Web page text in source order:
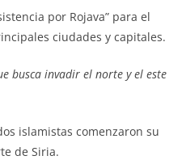
por Rojava” para el
ciudades y capitales.
busca invadir el norte y el este
islamistas comenzaron su
de Siria.